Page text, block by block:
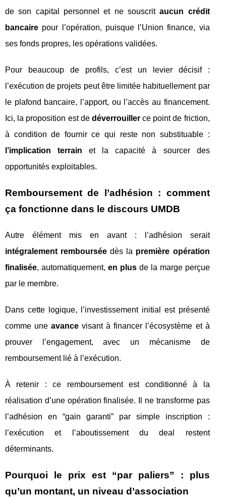
de son capital personnel et ne souscritaucun crédit
bancaire pour l’opération, puisque l’Union finance, via
ses fonds propres, les opérations validées.
Pour beaucoup de profils, c’est un levier décisif :
l’exécution de projets peut être limitée habituellement par
le plafond bancaire, l’apport, ou l’accès au financement.
Ici, la proposition est de déverrouillerce point de friction,
à condition de fournir ce qui reste non substituable :
l’implication terrain et la capacité à sourcer des
opportunités exploitables.
Remboursement de l’adhésion : comment
ça fonctionne dans le discours UMDB
Autre élément mis en avant : l’adhésion serait
intégralement remboursée dès la première opération
finalisée, automatiquement, en plusde la marge perçue
par le membre.
Dans cette logique, l’investissement initial est présenté
comme uneavance visant à financer l’écosystème et à
prouver l’engagement, avec un mécanisme de
remboursement lié à l’exécution.
À retenir : ce remboursement est conditionné à la
réalisation d’une opération finalisée. Il ne transforme pas
l’adhésion en “gain garanti” par simple inscription :
l’exécution et l’aboutissement du deal restent
déterminants.
Pourquoi le prix est “par paliers” : plus
qu’un montant, un niveau d’association